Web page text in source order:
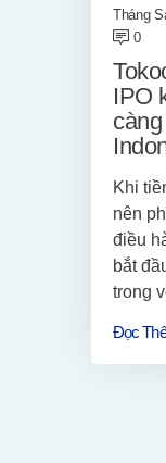
Tháng
0
IPO
Khi
nên
điều
bắt
trong
Đọc